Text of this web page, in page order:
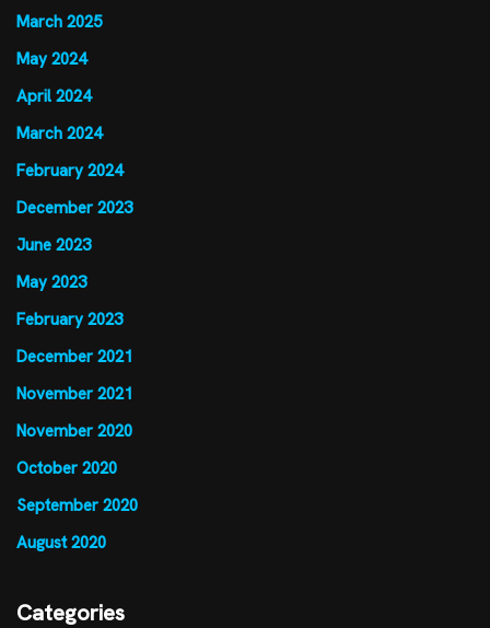
March 2025
May 2024
April 2024
March 2024
February 2024
December 2023
June 2023
May 2023
February 2023
December 2021
November 2021
November 2020
October 2020
September 2020
August 2020
Categories